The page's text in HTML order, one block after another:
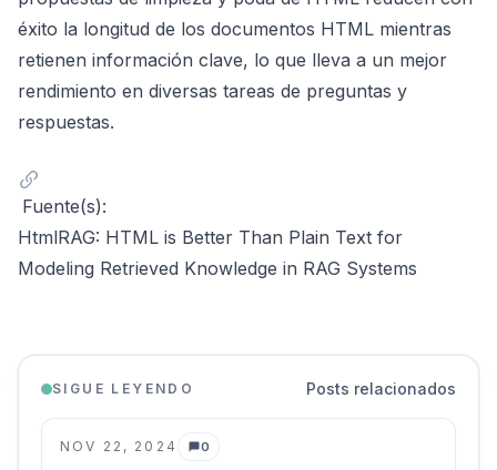
éxito la longitud de los documentos HTML mientras
retienen información clave, lo que lleva a un mejor
rendimiento en diversas tareas de preguntas y
respuestas.
Fuente(s):
HtmlRAG: HTML is Better Than Plain Text for
Modeling Retrieved Knowledge in RAG Systems
SIGUE LEYENDO Posts relacionados
NOV 22, 2024 0
Comentarios